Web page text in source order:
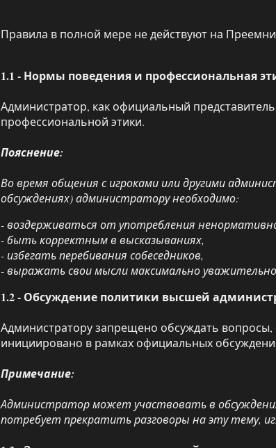
Правила в полной мере не действуют на
1.1 - Нормы поведения и профессиональная
Администратор, как официальный
профессиональной этики.
Пояснение:
Во время общения с игроками или другими
обсуждениях) администратору необходимо:
- воздерживаться от употребления
- быть корректным в высказываниях,
- избегать перебивания собеседников,
- выражать свои мысли максимально
1.2 - Обсуждение политики высшей
Администратору запрещено обсуждать
инициировано в рамках официальных
Примечание:
Администратор может участвовать в
потребует прекратить разговоры на эту тему,